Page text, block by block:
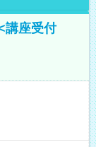
講座受付